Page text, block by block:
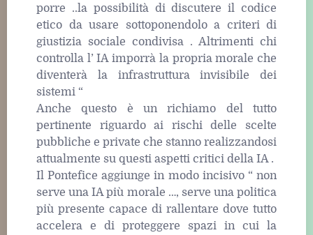
porre ..la possibilità di discutere il codice
etico da usare sottoponendolo a criteri di
giustizia sociale condivisa . Altrimenti chi
controlla l’ IA imporrà la propria morale che
diventerà la infrastruttura invisibile dei
sistemi “
Anche questo è un richiamo del tutto
pertinente riguardo ai rischi delle scelte
pubbliche e private che stanno realizzandosi
attualmente su questi aspetti critici della IA .
Il Pontefice aggiunge in modo incisivo “ non
serve una IA più morale …, serve una politica
più presente capace di rallentare dove tutto
accelera e di proteggere spazi in cui la